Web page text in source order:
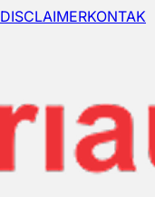
DISCLAIMERKONTAK